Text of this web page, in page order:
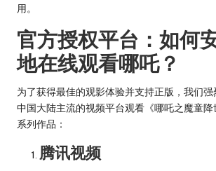
用。
官方授权平台：如何
地在线观看哪吒？
为了获得最佳的观影体验并支持正版，我们
中国大陆主流的视频平台观看《哪吒之魔童
系列作品：
腾讯视频